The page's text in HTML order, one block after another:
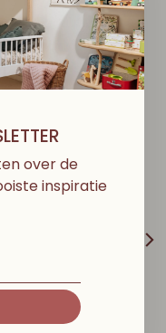
NOOKLEUK
over de
inspiratie